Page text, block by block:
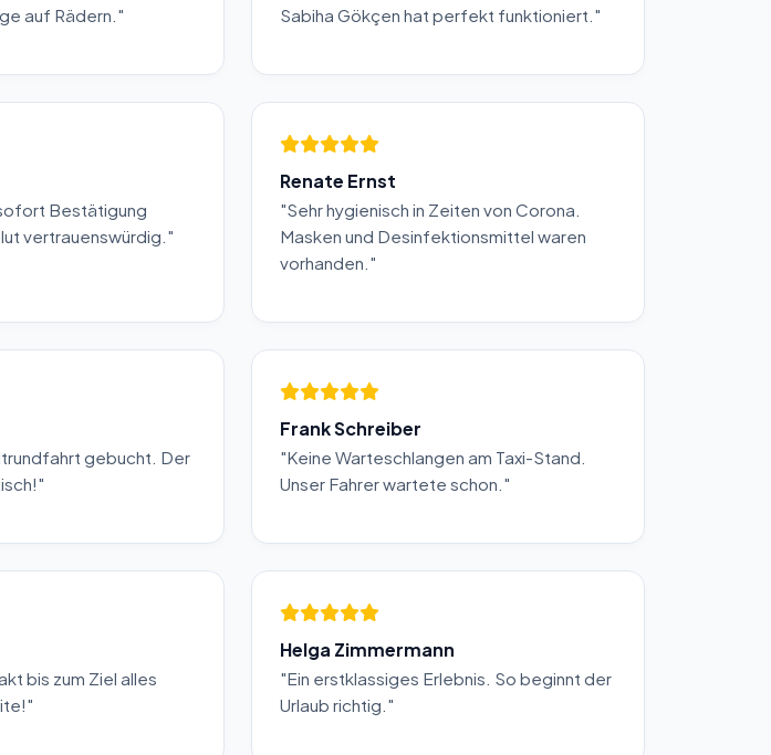
auf Rädern."
Sabiha Gökçen hat perfekt funktioniert."
Bestätigung
vertrauenswürdig."
Renate Ernst
"Sehr hygienisch in Zeiten von Corona.
Masken und Desinfektionsmittel waren
vorhanden."
gebucht. Der
Frank Schreiber
"Keine Warteschlangen am Taxi-Stand.
Unser Fahrer wartete schon."
bis zum Ziel alles
Helga Zimmermann
"Ein erstklassiges Erlebnis. So beginnt der
Urlaub richtig."